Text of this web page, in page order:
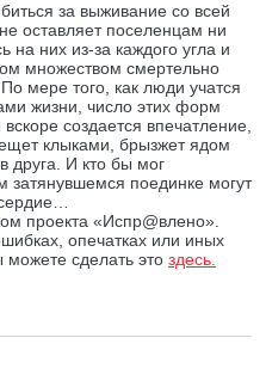
за выживание со всей
оставляет поселенцам ни
них из-за каждого угла и
множеством смертельно
мере того, как люди учатся
жизни, число этих форм
создается впечатление,
клыками, брызжет ядом
друга. И кто бы мог
затянувшемся поединке могут
проекта «Испр@влено».
опечатках или иных
можете сделать это здесь.